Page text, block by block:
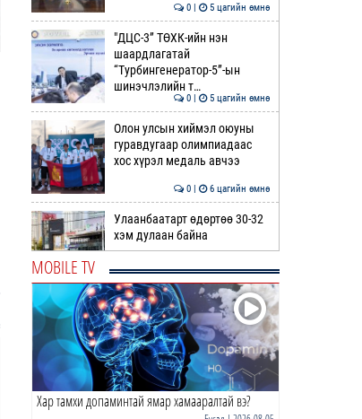
0 | 5 цагийн өмнө
"ДЦС-3” ТӨХК-ийн нэн
шаардлагатай
“Турбингенератор-5”-ын
шинэчлэлийн т…
0 | 5 цагийн өмнө
Олон улсын хиймэл оюуны
гуравдугаар олимпиадаас
хос хүрэл медаль авчээ
0 | 6 цагийн өмнө
Улаанбаатарт өдөртөө 30-32
хэм дулаан байна
ДОРНЫН ЗУРХАЙ | Морь,
нохой жилтнээ аливаа үйлийг
хийхэд эерэг сайн
0 | 7 цагийн өмнө
ӨГЛӨӨНИЙ МЭНД!
MOBILE TV
Хар тамхи допаминтай ямар хамааралтай вэ?